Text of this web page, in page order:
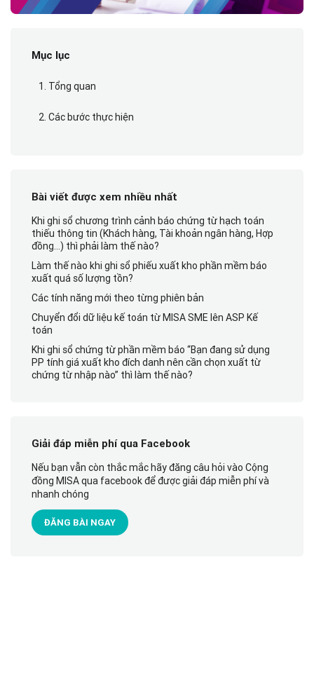
Mục lục
1. Tổng quan
2. Các bước thực hiện
Bài viết được xem nhiều nhất
Khi ghi sổ chương trình cảnh báo chứng từ hạch toán
thiếu thông tin (Khách hàng, Tài khoản ngân hàng, Hợp
đồng…) thì phải làm thế nào?
Làm thế nào khi ghi sổ phiếu xuất kho phần mềm báo
xuất quá số lượng tồn?
Các tính năng mới theo từng phiên bản
Chuyển đổi dữ liệu kế toán từ MISA SME lên ASP Kế
toán
Khi ghi sổ chứng từ phần mềm báo “Bạn đang sử dụng
PP tính giá xuất kho đích danh nên cần chọn xuất từ
chứng từ nhập nào” thì làm thế nào?
Giải đáp miễn phí qua Facebook
Nếu bạn vẫn còn thắc mắc hãy đăng câu hỏi vào Cộng
đồng MISA qua facebook để được giải đáp miễn phí và
nhanh chóng
ĐĂNG BÀI NGAY